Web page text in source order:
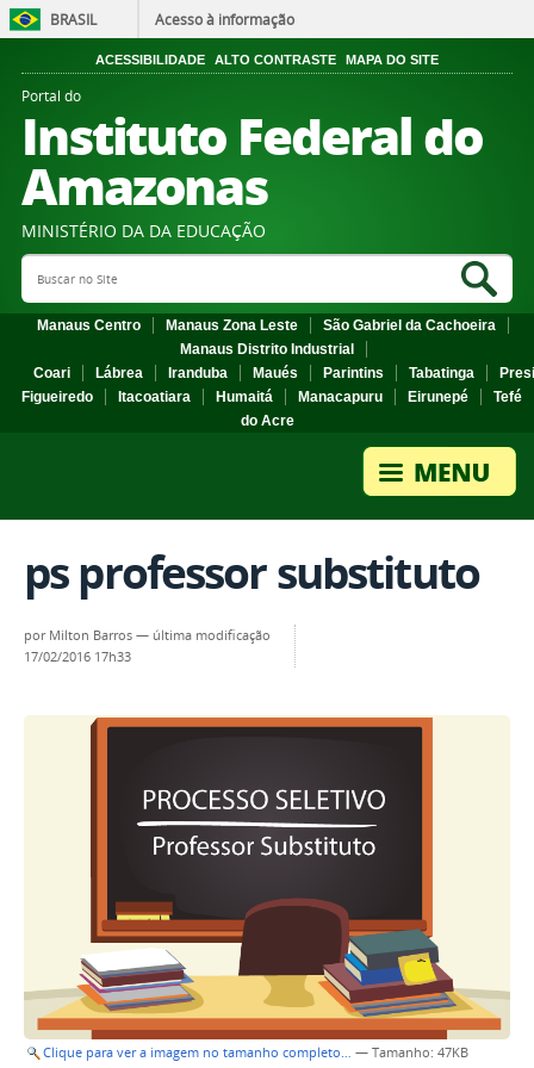
BRASIL Acesso à informação
ACESSIBILIDADE ALTO CONTRASTE MAPA DO SITE
Portal do
Instituto Federal do
Amazonas
MINISTÉRIO DA DA EDUCAÇÃO
Search Site
Manaus Centro Manaus Zona Leste
São Gabriel da Cachoeira
Manaus Distrito Industrial
Coari
Lábrea Iranduba Maués Parintins Tabatinga
Figueiredo
Itacoatiara Humaitá Manacapuru Eirunepé
Tefé
do Acre
ps professor substituto
por Milton Barros — última modificação
17/02/2016 17h33
Clique para ver a imagem no tamanho completo… — Tamanho: 47KB